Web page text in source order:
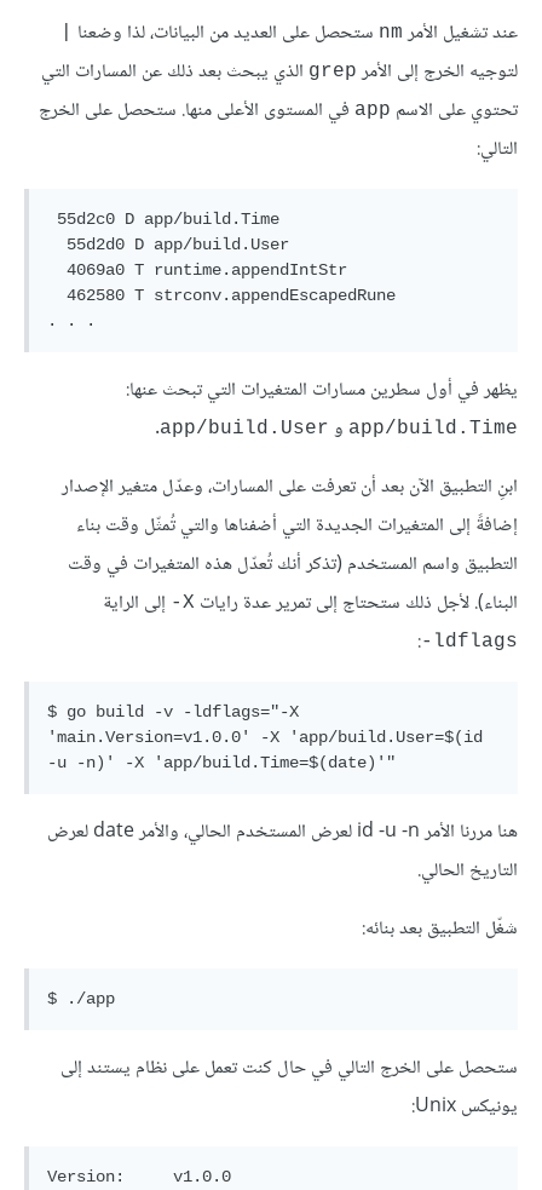
عند تشغيل الأمر nm ستحصل على العديد من البيانات، لذا وضعنا
لتوجيه الخرج إلى الأمر grep الذي يبحث بعد ذلك عن المسارات التي
تحتوي على الاسم app في المستوى الأعلى منها. ستحصل على الخرج
التالي:
يظهر في أول سطرين مسارات المتغيرات التي تبحث عنها:
app/build.Time و app/build.User
.
ابنِ التطبيق الآن بعد أن تعرفت على المسارات، وعدّل متغير الإصدار
إضافةً إلى المتغيرات الجديدة التي أضفناها والتي تُمثّل وقت بناء
التطبيق واسم المستخدم (تذكر أنك تُعدّل هذه المتغيرات في وقت
البناء). لأجل ذلك ستحتاج إلى تمرير عدة رايات X- إلى الراية
ldflags-
:
$ go build -v -ldflags="-X
'main.Version=v1.0.0' -X 'app/build.User=$(id
هنا مررنا الأمر id -u -n لعرض المستخدم الحالي، والأمر date لعرض
التاريخ الحالي.
شغّل التطبيق بعد بنائه:
ستحصل على الخرج التالي في حال كنت تعمل على نظام يستند إلى
يونيكس Unix:
Version:     v1.0.0